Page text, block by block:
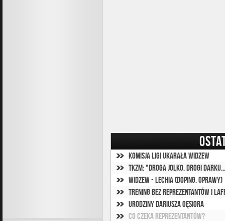
Komisja Ligi ukarała Widzew
TKzM: "Droga Jolko, drogi
Widzew - Lechia (doping, oprawy)
Trening bez reprezentantów i
Urodziny Dariusza Gęsiora
Co czeka reprezentantów?